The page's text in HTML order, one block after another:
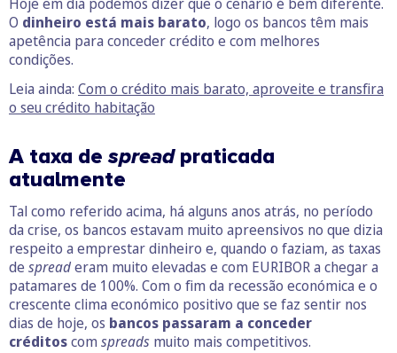
Hoje em dia podemos dizer que o cenário é bem diferente.
O dinheiro está mais barato, logo os bancos têm mais
apetência para conceder crédito e com melhores
condições.
Leia ainda: Com o crédito mais barato, aproveite e transfira
o seu crédito habitação
A taxa de spread praticada
atualmente
Tal como referido acima, há alguns anos atrás, no período
da crise, os bancos estavam muito apreensivos no que dizia
respeito a emprestar dinheiro e, quando o faziam, as taxas
de spreaderam muito elevadas e com EURIBOR a chegar a
patamares de 100%. Com o fim da recessão económica e o
crescente clima económico positivo que se faz sentir nos
dias de hoje, os bancos passaram a conceder
créditoscom spreads muito mais competitivos.